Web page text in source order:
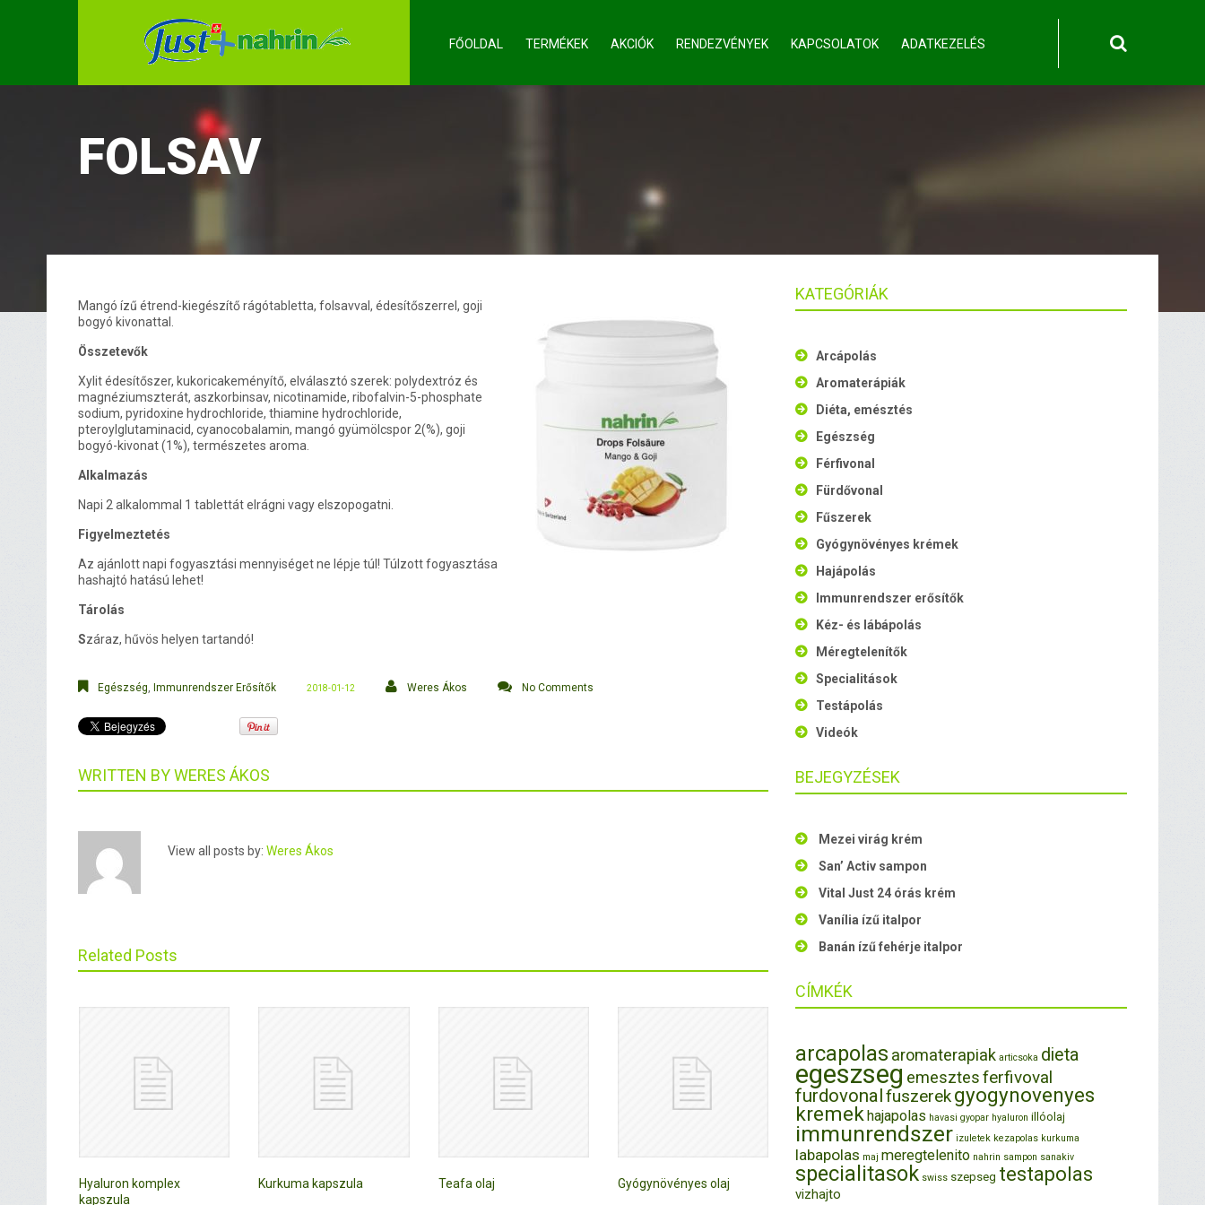
FŐOLDAL TERMÉKEK AKCIÓK RENDEZVÉNYEK KAPCSOLATOK ADATKEZELÉS
FOLSAV
Mangó ízű étrend-kiegészítő rágótabletta, folsavval, édesítőszerrel, goji
bogyó kivonattal.
Összetevők
Xylit édesítőszer, kukoricakeményítő, elválasztó szerek: polydextróz és
magnéziumszterát, aszkorbinsav, nicotinamide, ribofalvin-5-phosphate
sodium, pyridoxine hydrochloride, thiamine hydrochloride,
pteroylglutaminacid, cyanocobalamin, mangó gyümölcspor 2(%), goji
bogyó-kivonat (1%), természetes aroma.
Alkalmazás
Napi 2 alkalommal 1 tablettát elrágni vagy elszopogatni.
Figyelmeztetés
Az ajánlott napi fogyasztási mennyiséget ne lépje túl! Túlzott fogyasztása
hashajtó hatású lehet!
Tárolás
Száraz, hűvös helyen tartandó!
Egészség, Immunrendszer Erősítők 2018-01-12 Weres Ákos No Comments
WRITTEN BYWERES ÁKOS
View all posts by: Weres Ákos
Related Posts
Hyaluron komplex
kapszula
Kurkuma kapszula Teafa olaj Gyógynövényes olaj
KATEGÓRIÁK
Arcápolás
Aromaterápiák
Diéta, emésztés
Egészség
Férfivonal
Fürdővonal
Fűszerek
Gyógynövényes krémek
Hajápolás
Immunrendszer erősítők
Kéz- és lábápolás
Méregtelenítők
Specialitások
Testápolás
Videók
BEJEGYZÉSEK
Mezei virág krém
San’ Activ sampon
Vital Just 24 órás krém
Vanília ízű italpor
Banán ízű fehérje italpor
CÍMKÉK
arcapolas aromaterapiak articsoka dieta
egeszseg emesztesferfivoval
furdovonalfuszerekgyogynovenyes
kremek hajapolas havasi gyopar hyaluron illóolaj
immunrendszer izuletek kezapolas kurkuma
labapolas maj meregtelenito nahrin sampon sanakiv
specialitasok swiss szepseg testapolas
vizhajto